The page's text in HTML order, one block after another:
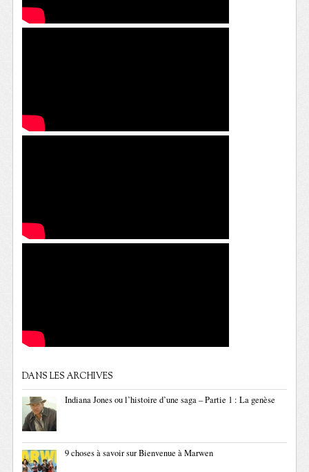
DANS LES ARCHIVES
Indiana Jones ou l’histoire d’une saga – Partie 1 : La genèse
9 choses à savoir sur Bienvenue à Marwen